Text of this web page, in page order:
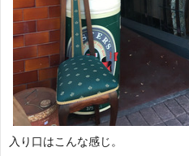
入り口はこんな感じ。